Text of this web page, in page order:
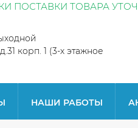
ПОСТАВКИ ТОВАРА
корп. 1 (3-х этажное
НАШИ РАБОТЫ